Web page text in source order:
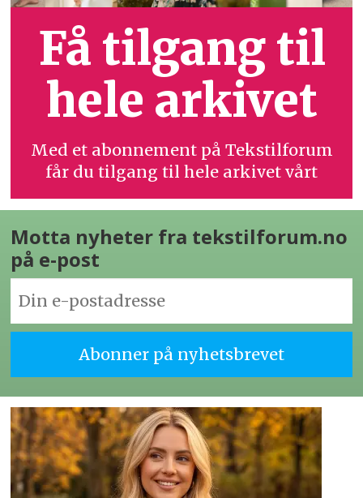
Få tilgang til
hele arkivet
Med et abonnement på Tekstilforum
får du tilgang til hele arkivet vårt
Motta nyheter fra tekstilforum.no
på e-post